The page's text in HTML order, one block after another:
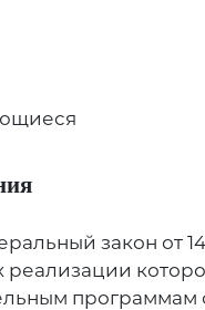
закон